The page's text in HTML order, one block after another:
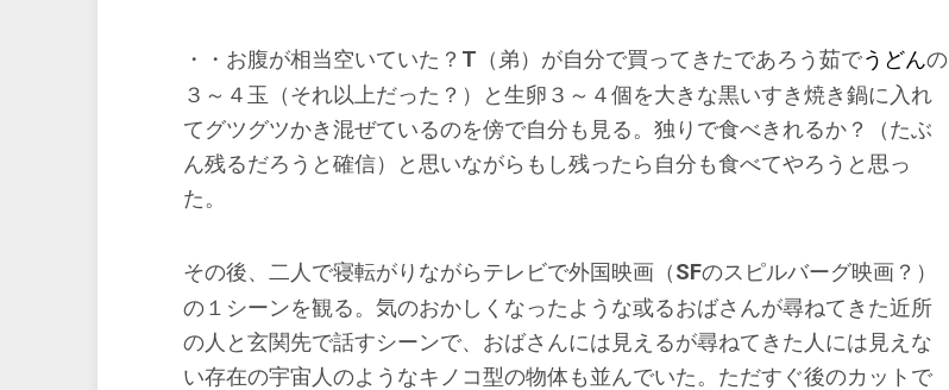
・・お腹が相当空いていた？ T （弟）が自分で買ってきたであろう茹でうどんの
３～４玉（それ以上だった？）と生卵３～４個を大きな黒いすき焼き鍋に入れ
てグツグツかき混ぜているのを傍で自分も見る。独りで食べきれるか？（たぶ
ん残るだろうと確信）と思いながらもし残ったら自分も食べてやろうと思っ
た。
その後、二人で寝転がりながらテレビで外国映画（ SFのスピルバーグ映画？）
の１シーンを観る。気のおかしくなったような或るおばさんが尋ねてきた近所
の人と玄関先で話すシーンで、おばさんには見えるが尋ねてきた人には見えな
い存在の宇宙人のようなキノコ型の物体も並んでいた。ただすぐ後のカットで